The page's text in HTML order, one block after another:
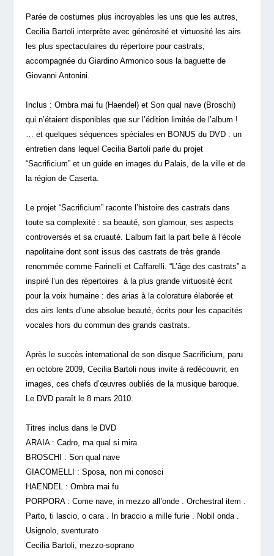
Parée de costumes plus incroyables les uns que les autres,
Cecilia Bartoli interprète avec générosité et virtuosité les airs
les plus spectaculaires du répertoire pour castrats,
accompagnée du Giardino Armonico sous la baguette de
Giovanni Antonini.
Inclus : Ombra mai fu (Haendel) et Son qual nave (Broschi)
qui n’étaient disponibles que sur l’édition limitée de l’album !
… et quelques séquences spéciales en BONUS du DVD : un
entretien dans lequel Cecilia Bartoli parle du projet
“Sacrificium” et un guide en images du Palais, de la ville et de
la région de Caserta.
Le projet “Sacrificium” raconte l’histoire des castrats dans
toute sa complexité : sa beauté, son glamour, ses aspects
controversés et sa cruauté. L’album fait la part belle à l’école
napolitaine dont sont issus des castrats de très grande
renommée comme Farinelli et Caffarelli. “L’âge des castrats” a
inspiré l’un des répertoires à la plus grande virtuosité écrit
pour la voix humaine : des arias à la colorature élaborée et
des airs lents d’une absolue beauté, écrits pour les capacités
vocales hors du commun des grands castrats.
Après le succès international de son disque Sacrificium, paru
en octobre 2009, Cecilia Bartoli nous invite à redécouvrir, en
images, ces chefs d’œuvres oubliés de la musique baroque.
Le DVD paraît le 8 mars 2010.
Titres inclus dans le DVD
ARAIA : Cadro, ma qual si mira
BROSCHI : Son qual nave
GIACOMELLI : Sposa, non mi conosci
HAENDEL : Ombra mai fu
PORPORA : Come nave, in mezzo all’onde . Orchestral item .
Parto, ti lascio, o cara . In braccio a mille furie . Nobil onda .
Usignolo, sventurato
Cecilia Bartoli, mezzo-soprano